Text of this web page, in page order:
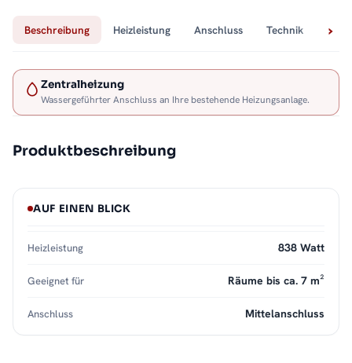
Beschreibung Heizleistung Anschluss Technik
Zentralheizung
Wassergeführter Anschluss an Ihre bestehende Heizungsanlage.
Produktbeschreibung
AUF EINEN BLICK
Heizleistung 838 Watt
Geeignet für Räume bis ca. 7 m²
Anschluss Mittelanschluss